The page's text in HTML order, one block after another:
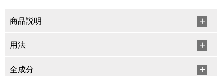
商品説明
用法
全成分